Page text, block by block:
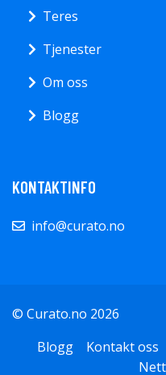
Teres
Tjenester
Om oss
Blogg
KONTAKTINFO
info@curato.no
© Curato.no 2026
Blogg
Kontakt oss